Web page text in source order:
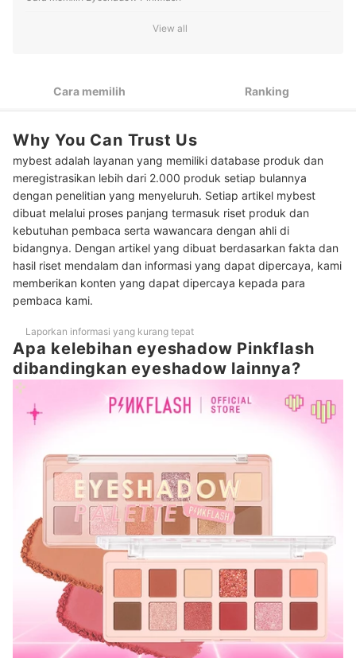
Kenali jenis eyeshadow Pinkflash yang ada di pasaran, lalu
Dapatkan produk dengan klaim waterproof, terutama bila
Peringkat Eyeshadow Pinkflash Terbaik
View all
Cara memilih Ranking
Why You Can Trust Us
mybest adalah layanan yang memiliki database produk dan
meregistrasikan lebih dari 2.000 produk setiap bulannya
dengan penelitian yang menyeluruh. Setiap artikel mybest
dibuat melalui proses panjang termasuk riset produk dan
kebutuhan pembaca serta wawancara dengan ahli di
bidangnya. Dengan artikel yang dibuat berdasarkan fakta dan
hasil riset mendalam dan informasi yang dapat dipercaya, kami
memberikan konten yang dapat dipercaya kepada para
pembaca kami.
Laporkan informasi yang kurang tepat
Apa kelebihan eyeshadow Pinkflash
dibandingkan eyeshadow lainnya?